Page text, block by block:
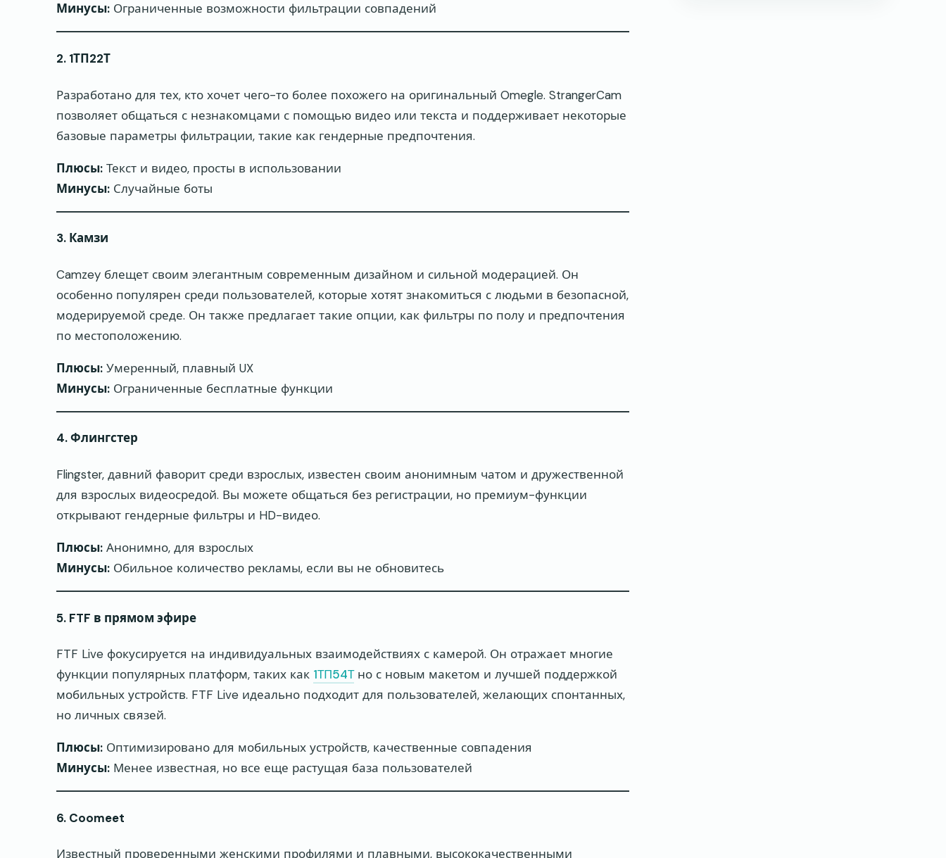
Минусы: Ограниченные возможности фильтрации совпадений
2. 1ТП22Т
Разработано для тех, кто хочет чего-то более похожего на оригинальный Omegle. StrangerCam
позволяет общаться с незнакомцами с помощью видео или текста и поддерживает некоторые
базовые параметры фильтрации, такие как гендерные предпочтения.
Плюсы: Текст и видео, просты в использовании
Минусы: Случайные боты
3. Камзи
Camzey блещет своим элегантным современным дизайном и сильной модерацией. Он
особенно популярен среди пользователей, которые хотят знакомиться с людьми в безопасной,
модерируемой среде. Он также предлагает такие опции, как фильтры по полу и предпочтения
по местоположению.
Плюсы: Умеренный, плавный UX
Минусы: Ограниченные бесплатные функции
4. Флингстер
Flingster, давний фаворит среди взрослых, известен своим анонимным чатом и дружественной
для взрослых видеосредой. Вы можете общаться без регистрации, но премиум-функции
открывают гендерные фильтры и HD-видео.
Плюсы: Анонимно, для взрослых
Минусы: Обильное количество рекламы, если вы не обновитесь
5. FTF в прямом эфире
FTF Live фокусируется на индивидуальных взаимодействиях с камерой. Он отражает многие
функции популярных платформ, таких как 1ТП54Тно с новым макетом и лучшей поддержкой
мобильных устройств. FTF Live идеально подходит для пользователей, желающих спонтанных,
но личных связей.
Плюсы: Оптимизировано для мобильных устройств, качественные совпадения
Минусы: Менее известная, но все еще растущая база пользователей
6. Coomeet
Известный проверенными женскими профилями и плавными, высококачественными